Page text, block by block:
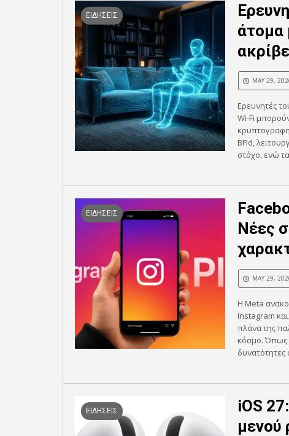
ΕΙΔΗΣΕΙΣ
άτομα
MAY 29,
Ερευνητές
Wi‑Fi
BFId,
στόχο, ενώ
ΕΙΔΗΣΕΙΣ
Νέες
MAY 29,
Η Meta
Instagram
πλάνα της
κόσμο. Όπως
δυνατότητες
ΕΙΔΗΣΕΙΣ
iOS
μενού